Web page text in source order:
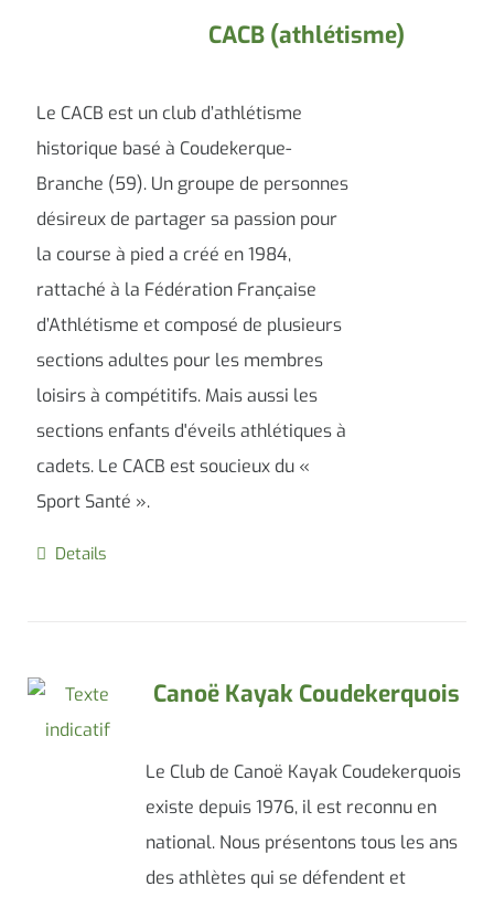
CACB (athlétisme)
Le CACB est un club d’athlétisme
historique basé à Coudekerque-
Branche (59). Un groupe de personnes
désireux de partager sa passion pour
la course à pied a créé en 1984,
rattaché à la Fédération Française
d’Athlétisme et composé de plusieurs
sections adultes pour les membres
loisirs à compétitifs. Mais aussi les
sections enfants d'éveils athlétiques à
cadets. Le CACB est soucieux du «
Sport Santé ».
Details
Canoë Kayak Coudekerquois
Le Club de Canoë Kayak Coudekerquois
existe depuis 1976, il est reconnu en
national. Nous présentons tous les ans
des athlètes qui se défendent et